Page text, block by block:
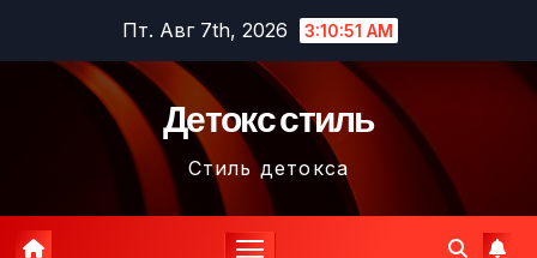
содержимому
Пт. Авг 7th, 2026 3:10:52 AM
Детокс стиль
Стиль детокса